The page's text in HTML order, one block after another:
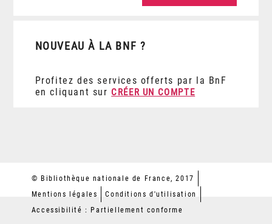
NOUVEAU À LA BNF ?
Profitez des services offerts par la BnF
en cliquant sur CRÉER UN COMPTE
© Bibliothèque nationale de France, 2017
Mentions légales
Conditions d'utilisation
Accessibilité : Partiellement conforme